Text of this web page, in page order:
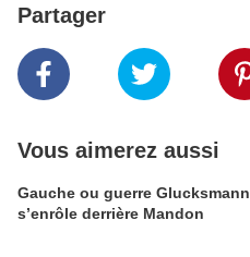
Partager
Vous aimerez aussi
Gauche ou guerre Glucksmann
s’enrôle derrière Mandon